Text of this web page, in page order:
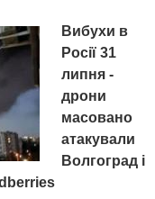
Вибухи в
Росії 31
липня -
дрони
масовано
атакували
Волгоград і